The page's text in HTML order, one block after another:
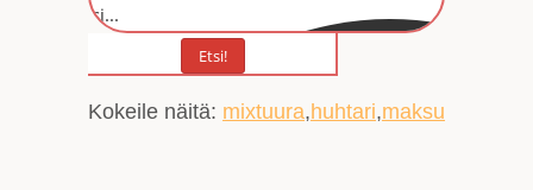
Etsi...
Etsi!
Kokeile näitä: mixtuura huhtari maksu